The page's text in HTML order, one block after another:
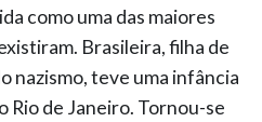
como uma das maiores
Brasileira, filha de
nazismo, teve uma infância
Rio de Janeiro. Tornou-se